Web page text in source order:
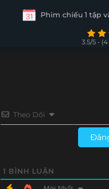
Tập 7
Phim chiếu 1 tập
3.5/5 -
Theo Dõi
1 BÌNH LUẬN